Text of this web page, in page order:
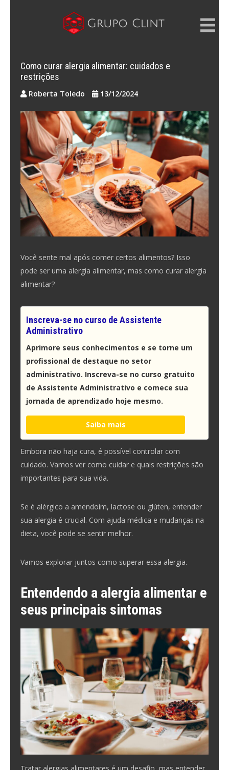
Como curar alergia alimentar: cuidados e
restrições
Roberta Toledo 13/12/2024
Você sente mal após comer certos alimentos? Isso
pode ser uma alergia alimentar, mas como curar alergia
alimentar?
Inscreva-se no curso de Assistente
Administrativo
Aprimore seus conhecimentos e se torne um
profissional de destaque no setor
administrativo. Inscreva-se no curso gratuito
de Assistente Administrativo e comece sua
jornada de aprendizado hoje mesmo.
Saiba mais
Embora não haja cura, é possível controlar com
cuidado. Vamos ver como cuidar e quais restrições são
importantes para sua vida.
Se é alérgico a amendoim, lactose ou glúten, entender
sua alergia é crucial. Com ajuda médica e mudanças na
dieta, você pode se sentir melhor.
Vamos explorar juntos como superar essa alergia.
Entendendo a alergia alimentar e
seus principais sintomas
Tratar alergias alimentares é um desafio, mas entender